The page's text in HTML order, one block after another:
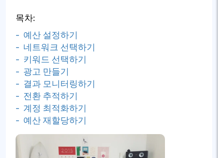
목차:
- 예산 설정하기
- 네트워크 선택하기
- 키워드 선택하기
- 광고 만들기
- 결과 모니터링하기
- 전환 추적하기
- 계정 최적화하기
- 예산 재할당하기